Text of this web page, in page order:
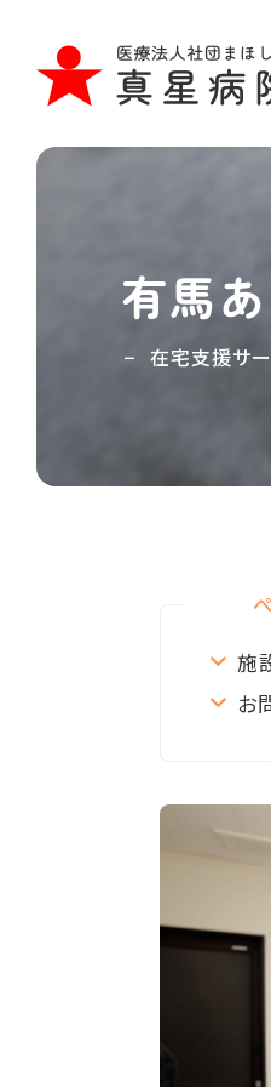
有馬
在宅支援サ
施
お